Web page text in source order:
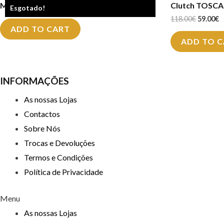
Esgotado!
Mala TOSCA BLU TF2290B90
ADD TO CART
Clutch
118.00€ 59.00€
ADD TO
INFORMAÇÕES
As nossas Lojas
Contactos
Sobre Nós
Trocas e Devoluções
Termos e Condições
Política de Privacidade
Menu
As nossas Lojas